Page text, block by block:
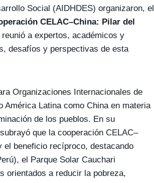
Social (AIDHDES) organizaron, el
CELAC–China: Pilar del
reunió a expertos, académicos y
desafíos y perspectivas de esta
Organizaciones Internacionales de
América Latina como China en materia
de los pueblos. En su
que la cooperación CELAC–
el beneficio recíproco, destacando
el Parque Solar Cauchari
orientados a reducir la pobreza,